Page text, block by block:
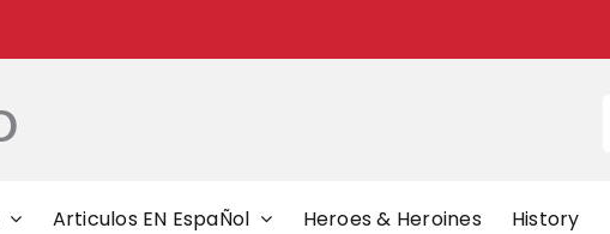
Articulos EN EspaÑol Heroes & Heroines History